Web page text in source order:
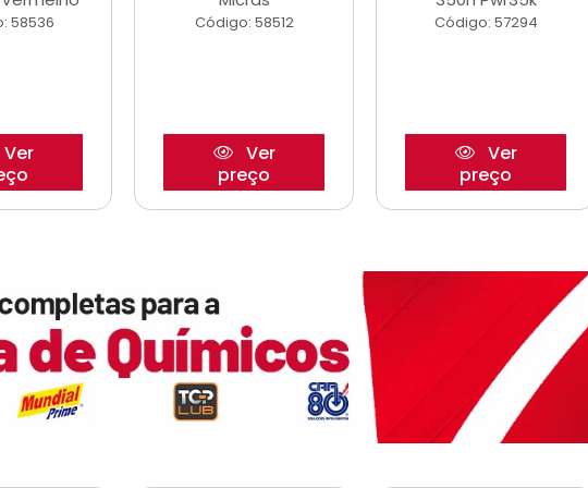
58536
Ver
Código: 58512
Ver
preço
Código: 57294
Ver
preço